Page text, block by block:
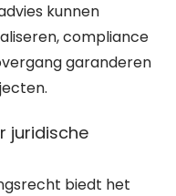
kunnen
compliance
garanderen
juridische
biedt het